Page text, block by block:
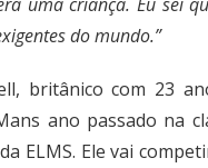
do mundo.”
britânico com 23
ano passado na
ELMS. Ele vai